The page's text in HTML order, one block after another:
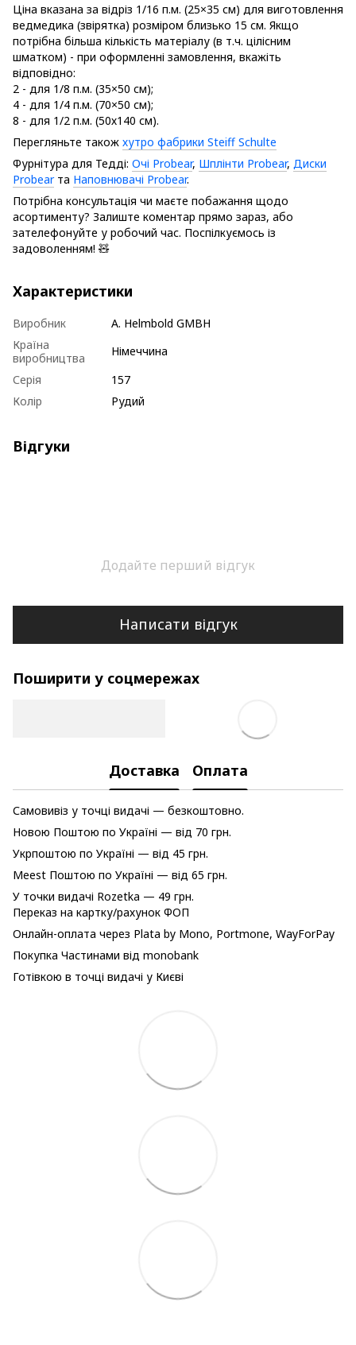
Ціна вказана за відріз 1/16 п.м. (25×35 см) для виготовлення
ведмедика (звірятка) розміром близько 15 см. Якщо
потрібна більша кількість матеріалу (в т.ч. цілісним
шматком) - при оформленні замовлення, вкажіть
відповідно:
2 - для 1/8 п.м. (35×50 см);
4 - для 1/4 п.м. (70×50 см);
8 - для 1/2 п.м. (50х140 см).
Перегляньте також хутро фабрики Steiff Schulte
Фурнітура для Тедді: Очі Probear, Шплінти Probear, Диски
Probearта Наповнювачі Probear.
Потрібна консультація чи маєте побажання щодо
асортименту? Залиште коментар прямо зараз, або
зателефонуйте у робочий час. Поспілкуємось із
задоволенням! 🧸
Характеристики
Виробник
A. Helmbold GMBH
Країна
виробництва
Німеччина
Серія
157
Колір
Рудий
Відгуки
Додайте перший відгук
Написати відгук
Поширити у соцмережах
Доставка Оплата
Самовивіз у точці видачі — безкоштовно.
Новою Поштою по Україні — від 70 грн.
Укрпоштою по Україні — від 45 грн.
Meest Поштою по Україні — від 65 грн.
У точки видачі Rozetka — 49 грн.
Переказ на картку/рахунок ФОП
Онлайн-оплата через Plata by Mono, Portmone, WayForPay
Покупка Частинами від monobank
Готівкою в точці видачі у Києві